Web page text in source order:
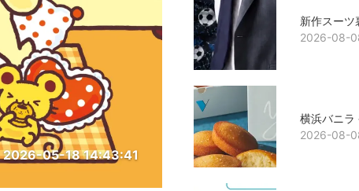
2026-05-18 14:43:41
新作スーツ
2026-08-
横浜バニラ
2026-08-